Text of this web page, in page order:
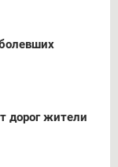
дорог жители